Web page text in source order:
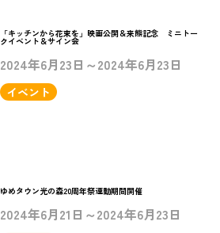
「キッチンから花束を」映画公開＆来熊記念 ミニトー
クイベント＆サイン会
2024年6月23日～2024年6月23日
イベント
ゆめタウン光の森20周年祭連動期間開催
2024年6月21日～2024年6月23日